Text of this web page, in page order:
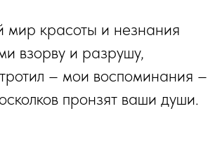
мир красоты и незнания
взорву и разрушу,
– мои воспоминания –
пронзят ваши души.